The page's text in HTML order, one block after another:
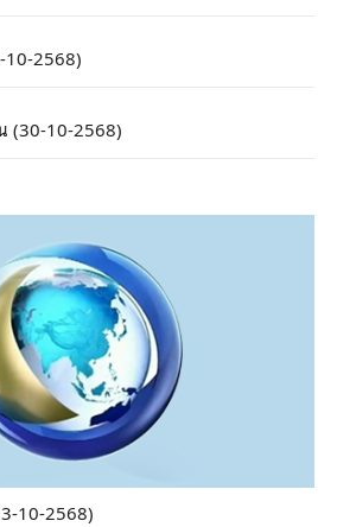
2568)
(30-10-2568)
10-2568)